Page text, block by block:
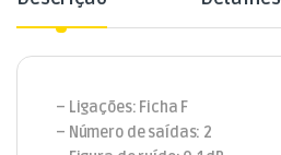
– Ligações: Ficha F
– Número de saídas: 2